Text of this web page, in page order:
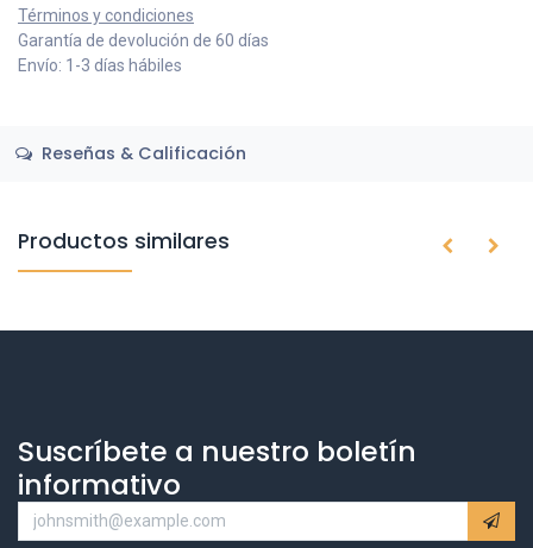
Términos y condiciones
Garantía de devolución de 60 días
Envío: 1-3 días hábiles
Reseñas & Calificación
Productos similares
Suscríbete a nuestro boletín
informativo